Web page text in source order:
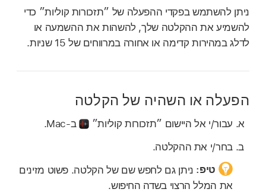
ניתן להשתמש בפקדי ההפעלה של ״תזכורות קוליות״ כדי
להשמיע את ההקלטה שלך, להשהות את ההשמעה או
לדלג במהירות קדימה או אחורה במרווחים של 15 שניות.
הפעלה או השהיה של הקלטה
עבור/י אל היישום ״תזכורות קוליות״
ב-Mac.
בחר/י את ההקלטה.
טיפ: ניתן גם לחפש שם של הקלטה. פשוט מזינים
את המלל הרצוי בשדה החיפוש.